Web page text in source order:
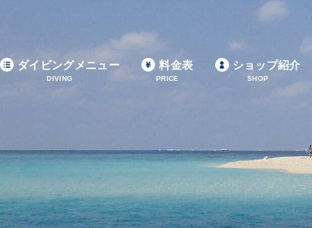
ダイビングメニュー
DIVING
料金表
PRICE
ショップ紹介
SHOP